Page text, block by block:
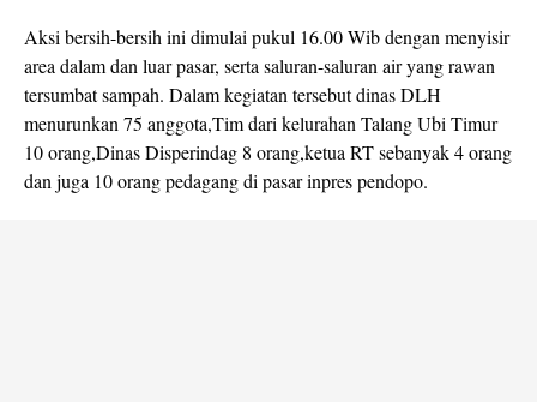
Aksi bersih-bersih ini dimulai pukul 16.00 Wib dengan menyisir
area dalam dan luar pasar, serta saluran-saluran air yang rawan
tersumbat sampah. Dalam kegiatan tersebut dinas DLH
menurunkan 75 anggota,Tim dari kelurahan Talang Ubi Timur
10 orang,Dinas Disperindag 8 orang,ketua RT sebanyak 4 orang
dan juga 10 orang pedagang di pasar inpres pendopo.